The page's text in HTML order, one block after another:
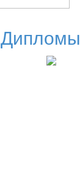
Дипломы